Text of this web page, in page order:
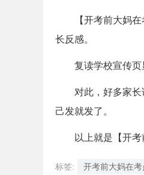
【开考前大妈在考
长反感。
复读学校宣传页显
对此，好多家长说
己发就发了。
以上就是【开考前
标签: 开考前大妈在